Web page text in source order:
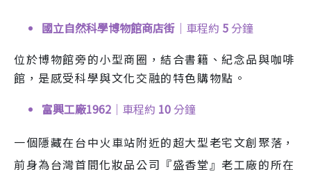
國立自然科學博物館商店街 ｜車程約 5 分鐘
位於博物館旁的小型商圈，結合書籍、紀念品與咖啡
館，是感受科學與文化交融的特色購物點。
富興工廠1962 ｜車程約 10 分鐘
一個隱藏在台中火車站附近的超大型老宅文創聚落，
前身為台灣首間化妝品公司『盛香堂』老工廠的所在